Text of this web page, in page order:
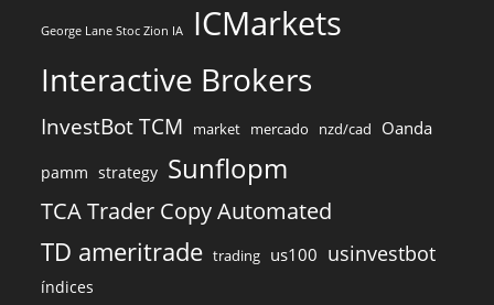
George Lane Stoc Zion IA ICMarkets
Interactive Brokers
InvestBot TCM market mercado nzd/cad Oanda
pamm strategy Sunflopm
TCA Trader Copy Automated
TD ameritrade trading us100 usinvestbot
índices